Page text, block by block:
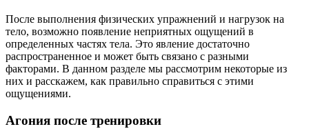
После выполнения физических упражнений и нагрузок на
тело, возможно появление неприятных ощущений в
определенных частях тела. Это явление достаточно
распространенное и может быть связано с разными
факторами. В данном разделе мы рассмотрим некоторые из
них и расскажем, как правильно справиться с этими
ощущениями.
Агония после тренировки